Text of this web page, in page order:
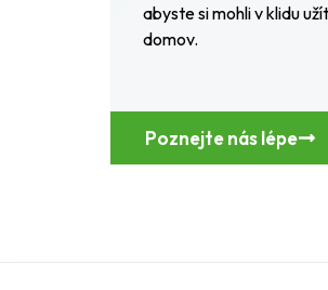
abyste si mohli v klidu
domov.
Poznejte nás lépe